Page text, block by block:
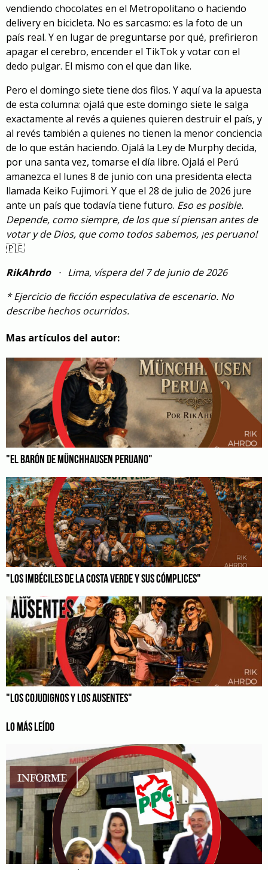
vendiendo chocolates en el Metropolitano o haciendo
delivery en bicicleta. No es sarcasmo: es la foto de un
país real. Y en lugar de preguntarse por qué, prefirieron
apagar el cerebro, encender el TikTok y votar con el
dedo pulgar. El mismo con el que dan like.
Pero el domingo siete tiene dos filos. Y aquí va la apuesta
de esta columna: ojalá que este domingo siete le salga
exactamente al revés a quienes quieren destruir el país, y
al revés también a quienes no tienen la menor conciencia
de lo que están haciendo. Ojalá la Ley de Murphy decida,
por una santa vez, tomarse el día libre. Ojalá el Perú
amanezca el lunes 8 de junio con una presidenta electa
llamada Keiko Fujimori. Y que el 28 de julio de 2026 jure
ante un país que todavía tiene futuro. Eso es posible.
Depende, como siempre, de los que sí piensan antes de
votar y de Dios, que como todos sabemos, ¡es peruano!
🇵🇪
RikAhrdo· Lima, víspera del 7 de junio de 2026
* Ejercicio de ficción especulativa de escenario. No
describe hechos ocurridos.
Mas artículos del autor:
"EL BARÓN DE MÜNCHHAUSEN PERUANO"
"LOS IMBÉCILES DE LA COSTA VERDE Y SUS CÓMPLICES"
"LOS COJUDIGNOS Y LOS AUSENTES"
LO MÁS LEÍDO